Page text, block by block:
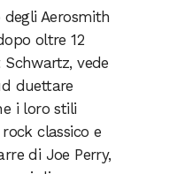
Aerosmith
oltre 12
vede
duettare
i loro stili
classico e
di Joe Perry,